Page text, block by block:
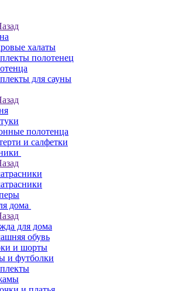
халаты
полотенец
для сауны
полотенца
и салфетки
дома
для дома
обувь
и шорты
и футболки